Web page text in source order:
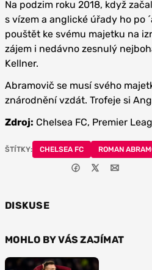
Na podzim roku 2018, když
s vízem a anglické úřady ho po
pouštět ke svému majetku na
zájem i nedávno zesnulý
Kellner.
Abramovič se musí svého
znárodnění vzdát. Trofeje si
Zdroj: Chelsea FC, Premier
ŠTÍTKY: CHELSEA FC ROMAN
DISKUSE
MOHLO BY VÁS ZAJÍMAT